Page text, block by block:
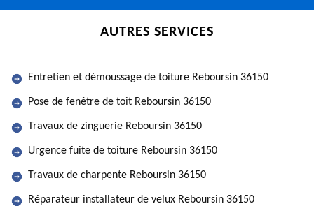
AUTRES SERVICES
Entretien et démoussage de toiture Reboursin 36150
Pose de fenêtre de toit Reboursin 36150
Travaux de zinguerie Reboursin 36150
Urgence fuite de toiture Reboursin 36150
Travaux de charpente Reboursin 36150
Réparateur installateur de velux Reboursin 36150